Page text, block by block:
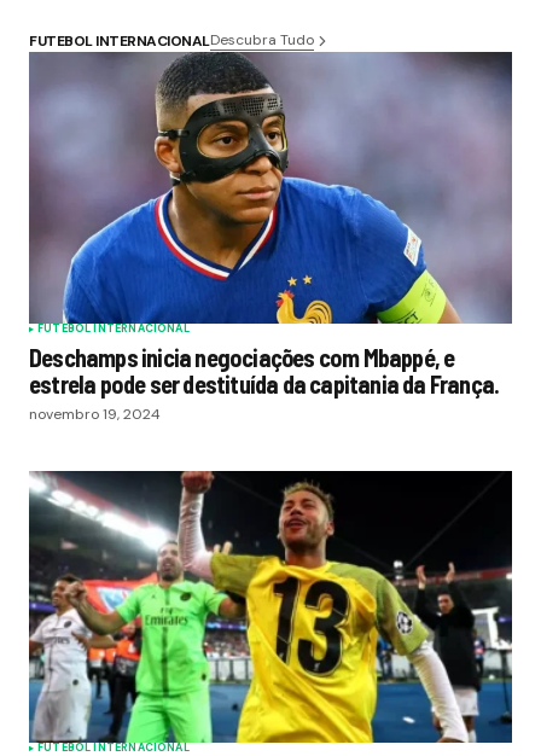
FUTEBOL INTERNACIONALDescubra Tudo
FUTEBOL INTERNACIONAL
Deschamps inicia negociações com Mbappé, e
estrela pode ser destituída da capitania da França.
novembro 19, 2024
FUTEBOL INTERNACIONAL